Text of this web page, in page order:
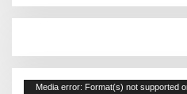
Pemutar
Media error: Format(s) not supported